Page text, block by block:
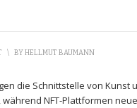
\ BYHELLMUT BAUMANN
die Schnittstelle von Kunst‌
NFT-Plattformen